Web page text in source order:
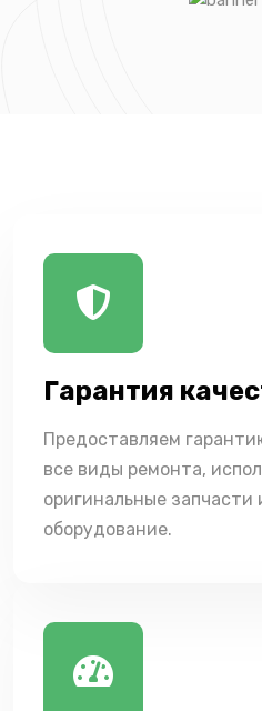
Гарантия
Предоставляем
все виды ремонта,
оригинальные запчасти
оборудование.